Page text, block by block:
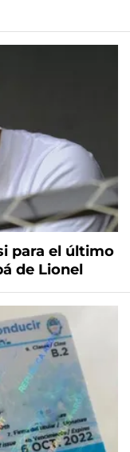
para el último
de Lionel